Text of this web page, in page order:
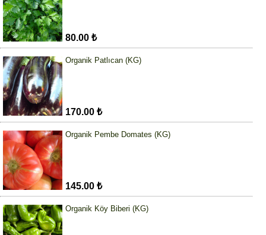
80.00 ₺
Organik Patlıcan (KG)
170.00 ₺
Organik Pembe Domates (KG)
145.00 ₺
Organik Köy Biberi (KG)